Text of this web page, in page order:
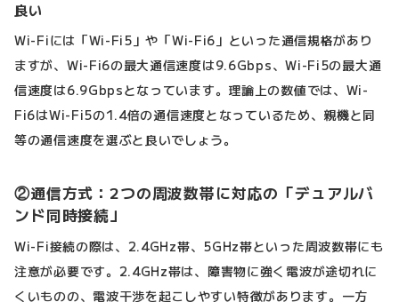
良い
Wi-Fiには「Wi-Fi5」や「Wi-Fi6」といった通信規格があり
ますが、Wi-Fi6の最大通信速度は9.6Gbps、Wi-Fi5の最大通
信速度は6.9Gbpsとなっています。理論上の数値では、Wi-
Fi6はWi-Fi5の1.4倍の通信速度となっているため、親機と同
等の通信速度を選ぶと良いでしょう。
②通信方式：2つの周波数帯に対応の「デュアルバ
ンド同時接続」
Wi-Fi接続の際は、2.4GHz帯、5GHz帯といった周波数帯にも
注意が必要です。2.4GHz帯は、障害物に強く電波が途切れに
くいものの、電波干渉を起こしやすい特徴があります。一方